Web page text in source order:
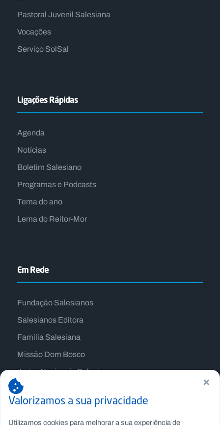
Pastoral Juvenil Salesiana
Vocações
Serviço SolSal
Ligações Rápidas
Agenda
Notícias
Boletim Salesiano
Programas e Podcasts
Tema do ano
Lema do Reitor-Mor
Em Rede
Fundação Salesianos
Salesianos Editora
Família Salesiana
Missão Dom Bosco
Jogos Nacionais Salesianos
×
Valorizamos a sua privacidade
Utilizamos cookies para melhorar a sua experiência de